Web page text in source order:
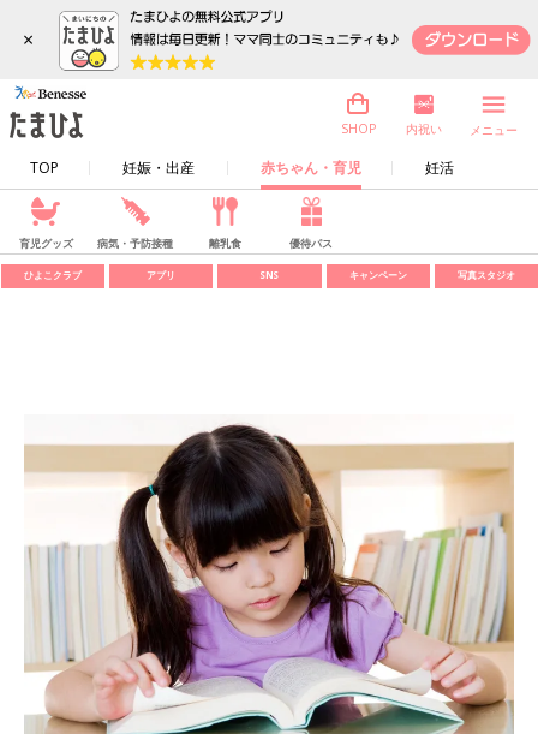
×
TOP 妊娠・出産 赤ちゃん・育児 妊活
SHOP 内祝い メニュー
育児グッズ 病気・予防接種 離乳食 優待パス
ひよこクラブ アプリ SNS キャンペーン 写真スタジオ